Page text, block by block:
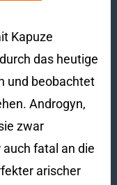
Kapuze
das heutige
und beobachtet
Androgyn,
zwar
fatal an die
arischer